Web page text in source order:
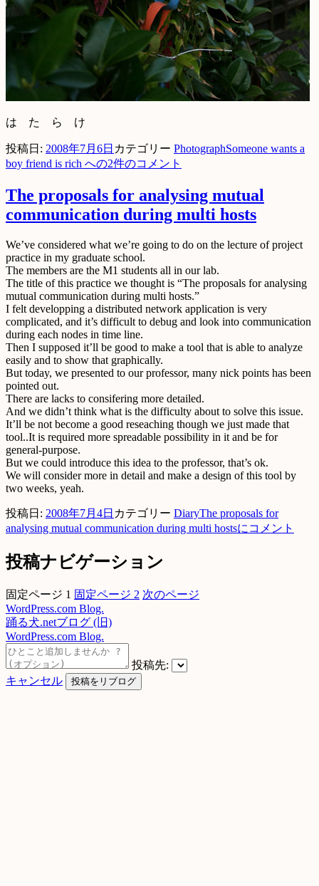
は た ら け
投稿日: 2008年7月6日 カテゴリー PhotographSomeone wants a
boy friend is rich への2件のコメント
The proposals for analysing mutual
communication during multi hosts
We’ve considered what we’re going to do on the lecture of project
practice in my graduate school.
The members are the M1 students all in our lab.
The title of this practice we thought is “The proposals for analysing
mutual communication during multi hosts.”
I felt developping a distributed network application is very
complicated, and it’s difficult to debug and look into communication
during each nodes in time line.
Then I supposed it’ll be good to make a tool that is able to analyze
easily and to show that graphically.
But today, we presented to our professor, many nick points has been
pointed out.
There are lacks to consifering more detailed.
And we didn’t think what is the difficulty about to solve this issue.
It’ll be not become a good reseaching though we just made that
tool..It is required more spreadable possibility in it and be for
general-purpose.
But we could introduce this idea to the professor, that’s ok.
We will consider more in detail and make a design of this tool by
two weeks, yeah.
投稿日: 2008年7月4日 カテゴリー DiaryThe proposals for
analysing mutual communication during multi hostsに コメント
投稿ナビゲーション
固定ページ 1 固定ページ 2 次のページ
WordPress.com Blog.
踊る犬.netブログ (旧)
WordPress.com Blog.
投稿先:
キャンセル